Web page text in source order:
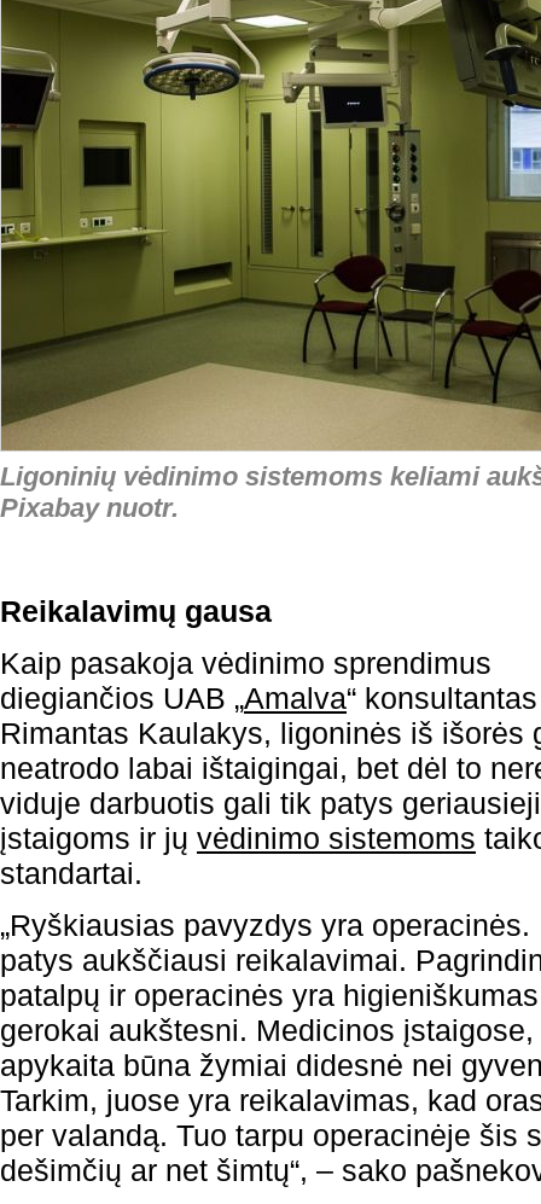
Ligoninių vėdinimo sistemoms keliami
Pixabay nuotr.
Reikalavimų gausa
Kaip pasakoja vėdinimo sprendimus
diegiančios UAB „Amalva“ konsultantas
Rimantas Kaulakys, ligoninės iš išorės
neatrodo labai ištaigingai, bet dėl to
viduje darbuotis gali tik patys
įstaigoms ir jų vėdinimo sistemoms
standartai.
„Ryškiausias pavyzdys yra
patys aukščiausi reikalavimai.
patalpų ir operacinės yra
gerokai aukštesni. Medicinos
apykaita būna žymiai didesnė nei
Tarkim, juose yra reikalavimas, kad
per valandą. Tuo tarpu operacinėje šis
dešimčių ar net šimtų“, – sako